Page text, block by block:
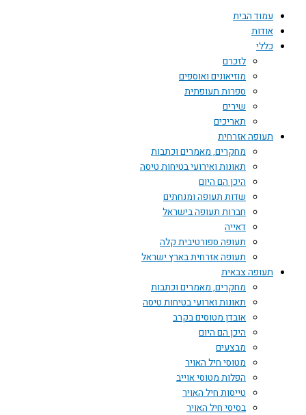
עמוד הבית
אודות
כללי
לזכרם
מוזיאונים ואוספים
ספרות תעופתית
שירים
תאריכים
תעופה אזרחית
מחקרים, מאמרים וכתבות
תאונות ואירועי בטיחות טיסה
היכן הם היום
שדות תעופה ומנחתים
חברות תעופה בישראל
דאייה
תעופה ספורטיבית קלה
תעופה אזרחית בארץ ישראל
תעופה צבאית
מחקרים, מאמרים וכתבות
תאונות וארועי בטיחות טיסה
אובדן מטוסים בקרב
היכן הם היום
מבצעים
מטוסי חיל האויר
הפלות מטוסי אוייב
טייסות חיל האויר
בסיסי חיל האויר